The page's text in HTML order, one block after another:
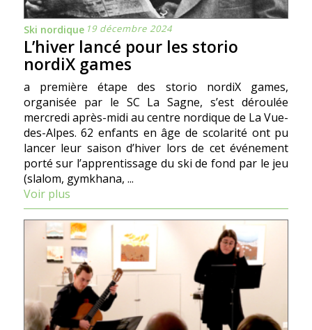
Ski nordique 19 décembre 2024
L’hiver lancé pour les storio
nordiX games
a première étape des storio nordiX games,
organisée par le SC La Sagne, s’est déroulée
mercredi après-midi au centre nordique de La Vue-
des-Alpes. 62 enfants en âge de scolarité ont pu
lancer leur saison d’hiver lors de cet événement
porté sur l’apprentissage du ski de fond par le jeu
(slalom, gymkhana, ...
Voir plus